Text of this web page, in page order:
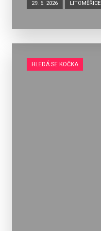
29. 6. 2026 LITOMĚŘICE
HLEDÁ SE KOČKA